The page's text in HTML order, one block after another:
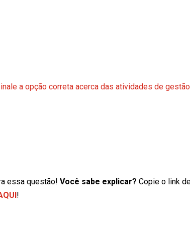
a opção correta acerca das atividades de
essa questão! Você sabe explicar? Copie o link
!